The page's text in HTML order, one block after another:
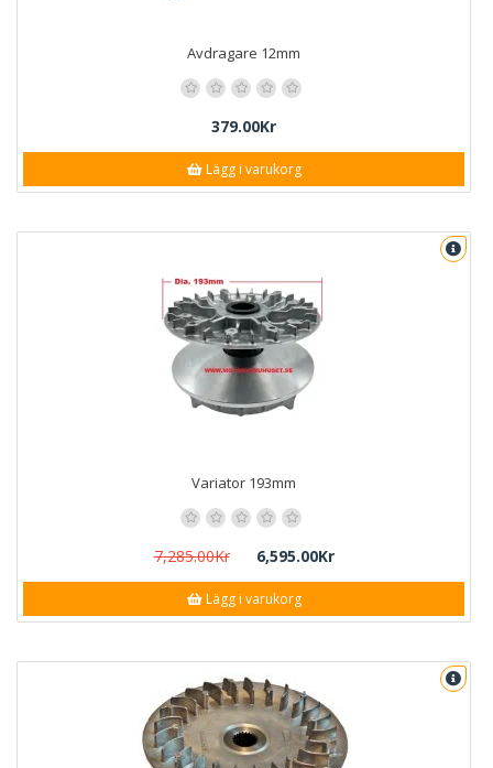
Avdragare 12mm
379.00Kr
Lägg i varukorg
Variator 193mm
7,285.00Kr 6,595.00Kr
Lägg i varukorg